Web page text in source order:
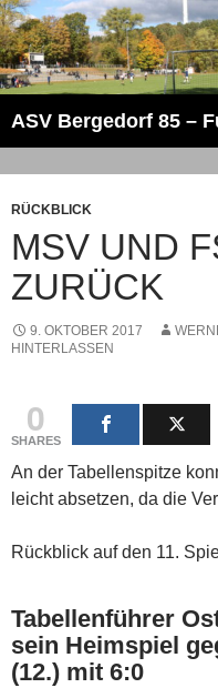
Zum
Inhalt
springen
ASV Bergedorf 85 –
RÜCKBLICK
MSV UND
ZURÜCK
9. OKTOBER 2017
HINTERLASSEN
0
SHARES
An der Tabellenspitze
leicht absetzen, da die
Rückblick auf den 11.
Tabellenführer
sein Heimspiel
(12.) mit 6:0